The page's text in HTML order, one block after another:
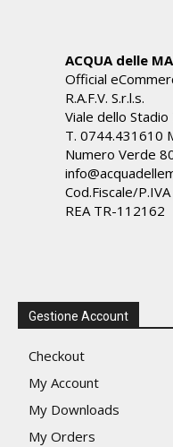
ACQUA delle
Official
R.A.F.V. S.r.l.s.
Viale dello
T. 0744.431610
Numero Verde
Cod.Fiscale/
REA TR-112162
Gestione Account
Checkout
My Account
My Downloads
My Orders